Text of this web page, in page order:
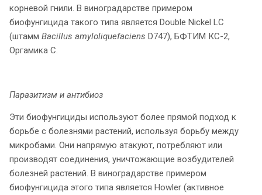
корневой гнили. В виноградарстве примером
биофунгицида такого типа является Double Nickel LC
(штамм Bacillus amyloliquefaciens D747), БФТИМ КС-2,
Оргамика С.
Паразитизм и антибиоз
Эти биофунгициды используют более прямой подход к
борьбе с болезнями растений, используя борьбу между
микробами. Они напрямую атакуют, потребляют или
производят соединения, уничтожающие возбудителей
болезней растений. В виноградарстве примером
биофунгицида этого типа является Howler (активное